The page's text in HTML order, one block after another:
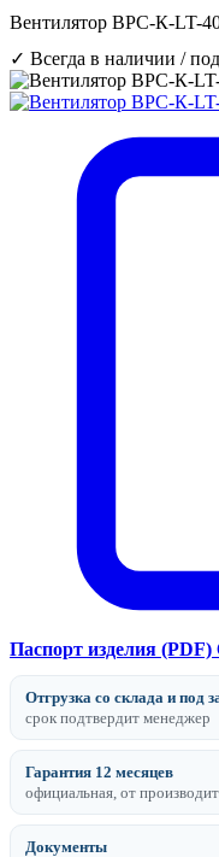
Вентилятор ВРС-К-LT-
✓ Всегда в наличии / под
Паспорт изделия (PDF)
Отгрузка со склада и под
срок подтвердит менеджер
Гарантия 12 месяцев
официальная, от
Документы